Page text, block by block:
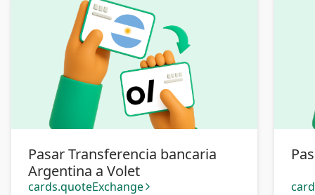
Pasar Transferencia bancaria
Argentina a Volet
cards.quoteExchange arrow_forward_ios